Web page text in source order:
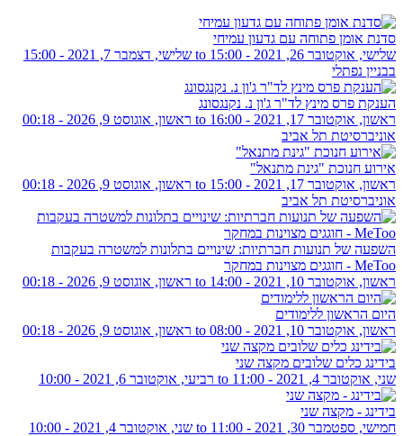
סדנת אומן פתוחה עם גדעון עמיחי
שלישי, אוקטובר 26, 2021 - 15:00
שלישי, דצמבר 7, 2021 - 15:00
בבניין נפתלי
הענקת פרס מינץ לד"ר ג'ון נ. נקנגסונג
ראשון, אוקטובר 17, 2021 - 16:00
ראשון, אוגוסט 9, 2026 - 00:18
אוניברסיטת תל אביב
אירוע חנוכת "גינת מתנאל"
ראשון, אוקטובר 17, 2021 - 15:00
ראשון, אוגוסט 9, 2026 - 00:18
אוניברסיטת תל אביב
השפעה של תנועות חברתיות: שינויים בתלונות למשטרה בעקבות
MeToo - חוגגים מצוינות במחקר
ראשון, אוקטובר 10, 2021 - 14:00
ראשון, אוגוסט 9, 2026 - 00:18
היום הראשון ללימודים
ראשון, אוקטובר 10, 2021 - 08:00
ראשון, אוגוסט 9, 2026 - 00:18
בידינג כלים שלובים מקצה שני
שני, אוקטובר 4, 2021 - 11:00
רביעי, אוקטובר 6, 2021 - 10:00
בידינג - מקצה שני
חמישי, ספטמבר 30, 2021 - 11:00
שני, אוקטובר 4, 2021 - 10:00